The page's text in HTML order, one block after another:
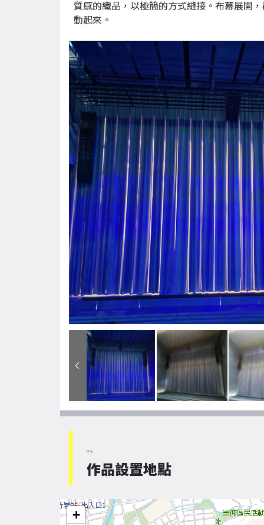
質感的織品，以極簡的方式縫接。布幕展開
動起來。
Map
作品設置地點
+